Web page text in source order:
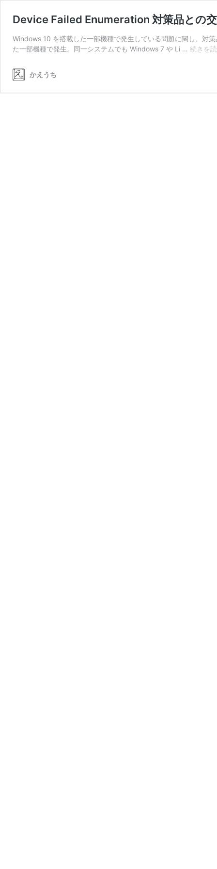
Device Failed Enumeration 対策品との
Windows 10 を搭載した一部機種で発生している問題に関し、対
た一部機種で発生。同一システムでも Windows 7 や Li … 続きを
かえうち